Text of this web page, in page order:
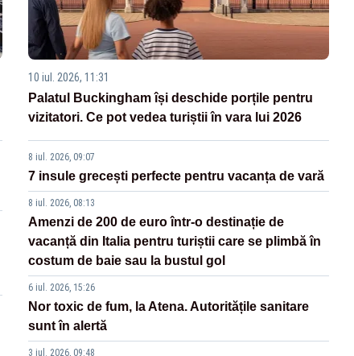
10 iul. 2026, 11:31
Palatul Buckingham își deschide porțile pentru
vizitatori. Ce pot vedea turiștii în vara lui 2026
8 iul. 2026, 09:07
7 insule grecești perfecte pentru vacanța de vară
8 iul. 2026, 08:13
Amenzi de 200 de euro într-o destinație de
vacanță din Italia pentru turiștii care se plimbă în
costum de baie sau la bustul gol
6 iul. 2026, 15:26
Nor toxic de fum, la Atena. Autoritățile sanitare
sunt în alertă
3 iul. 2026, 09:48